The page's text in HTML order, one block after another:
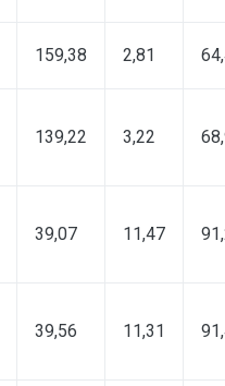
159,38 2,81
139,22 3,22
39,07 11,47
39,56 11,31